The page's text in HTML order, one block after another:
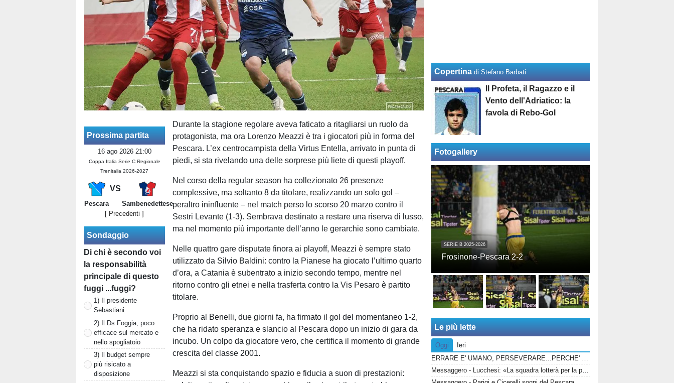
Prossima partita
16 ago 2026 21:00
Coppa Italia Serie C Regionale
Trenitalia 2026-2027
VS
Pescara
Sambenedettese
[ Precedenti ]
Sondaggio
Di chi è secondo voi
la responsabilità
principale di questo
fuggi ...fuggi?
1) Il presidente
Sebastiani
2) Il Ds Foggia, poco
efficace sul mercato e
nello spogliatoio
3) Il budget sempre
più risicato a
disposizione
Durante la stagione regolare aveva faticato a ritagliarsi un ruolo da
protagonista, ma ora Lorenzo Meazzi è tra i giocatori più in forma del
Pescara. L’ex centrocampista della Virtus Entella, arrivato in punta di
piedi, si sta rivelando una delle sorprese più liete di questi playoff.
Nel corso della regular season ha collezionato 26 presenze
complessive, ma soltanto 8 da titolare, realizzando un solo gol –
peraltro ininfluente – nel match perso lo scorso 20 marzo contro il
Sestri Levante (1-3). Sembrava destinato a restare una riserva di lusso,
ma nel momento più importante dell’anno le gerarchie sono cambiate.
Nelle quattro gare disputate finora ai playoff, Meazzi è sempre stato
utilizzato da Silvio Baldini: contro la Pianese ha giocato l’ultimo quarto
d’ora, a Catania è subentrato a inizio secondo tempo, mentre nel
ritorno contro gli etnei e nella trasferta contro la Vis Pesaro è partito
titolare.
Proprio al Benelli, due giorni fa, ha firmato il gol del momentaneo 1-2,
che ha ridato speranza e slancio al Pescara dopo un inizio di gara da
incubo. Un colpo da giocatore vero, che certifica il momento di grande
crescita del classe 2001.
Meazzi si sta conquistando spazio e fiducia a suon di prestazioni:
Copertina di Stefano Barbati
Il Profeta, il Ragazzo e il
Vento dell'Adriatico: la
favola di Rebo-Gol
Fotogallery
SERIE B 2025-2026
Frosinone-Pescara 2-2
Le più lette
Oggi
Ieri
ERRARE E' UMANO, PERSEVERARE...PERCHE' SPACCIARE PER BOMBER RUSSO E ALBERTI?
Messaggero - Lucchesi: «La squadra lotterà per la promozioni in serie B»